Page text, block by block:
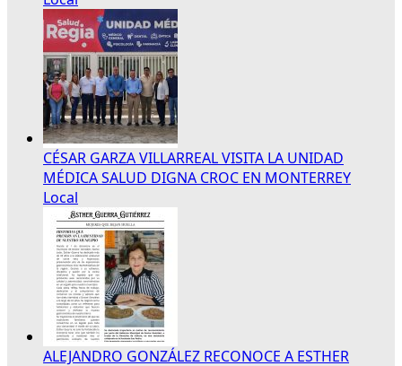
CÉSAR GARZA VILLARREAL VISITA LA UNIDAD
MÉDICA SALUD DIGNA CROC EN MONTERREY
Local
ALEJANDRO GONZÁLEZ RECONOCE A ESTHER